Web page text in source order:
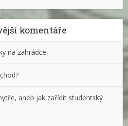
komentáře
na zahrádce
aneb jak zařídit studentský